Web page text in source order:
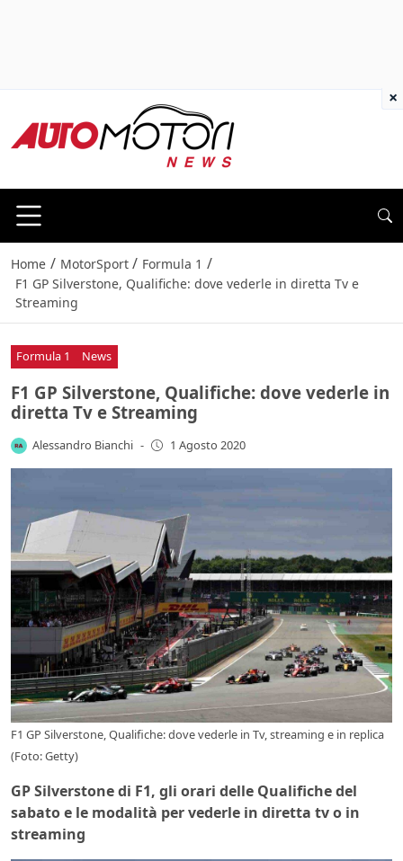
Home / MotorSport / Formula 1 /
F1 GP Silverstone, Qualifiche: dove vederle in diretta Tv e
Streaming
Formula 1 News
F1 GP Silverstone, Qualifiche: dove vederle in
diretta Tv e Streaming
Alessandro Bianchi - 1 Agosto 2020
F1 GP Silverstone, Qualifiche: dove vederle in Tv, streaming e in replica
(Foto: Getty)
GP Silverstone di F1, gli orari delle Qualifiche del
sabato e le modalità per vederle in diretta tv o in
streaming
×